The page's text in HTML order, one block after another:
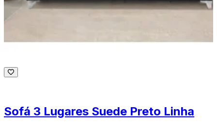
Sofá 3 Lugares Suede Preto Linha